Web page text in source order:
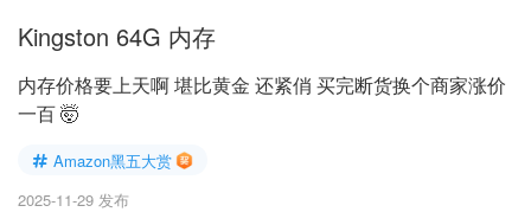
Kingston 64G 内存
内存价格要上天啊 堪比黄金 还紧俏 买完断货换个商家涨价
一百 🤯
Amazon黑五大赏
2025-11-29 发布